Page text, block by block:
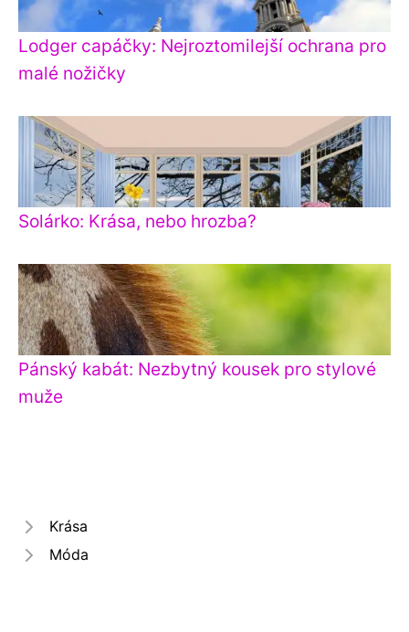
Lodger capáčky: Nejroztomilejší ochrana pro
malé nožičky
Solárko: Krása, nebo hrozba?
Pánský kabát: Nezbytný kousek pro stylové
muže
Krása
Móda